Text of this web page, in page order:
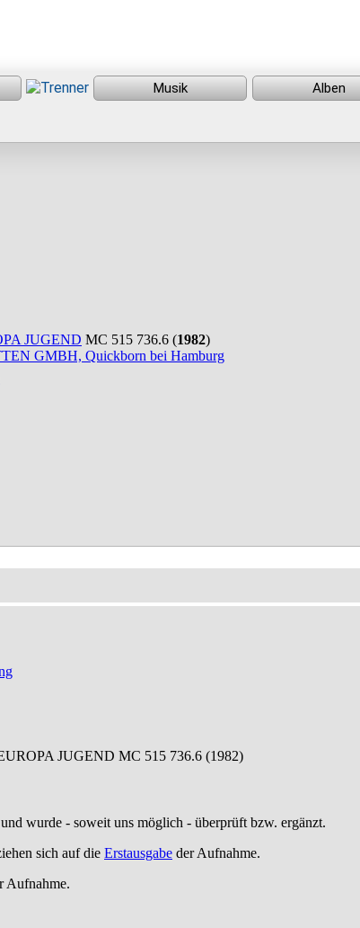
JUGEND MC 515 736.6 (1982)
GMBH, Quickborn bei Hamburg
JUGEND MC 515 736.6 (1982)
wurde - soweit uns möglich - überprüft bzw. ergänzt.
sich auf die Erstausgabe der Aufnahme.
Aufnahme.